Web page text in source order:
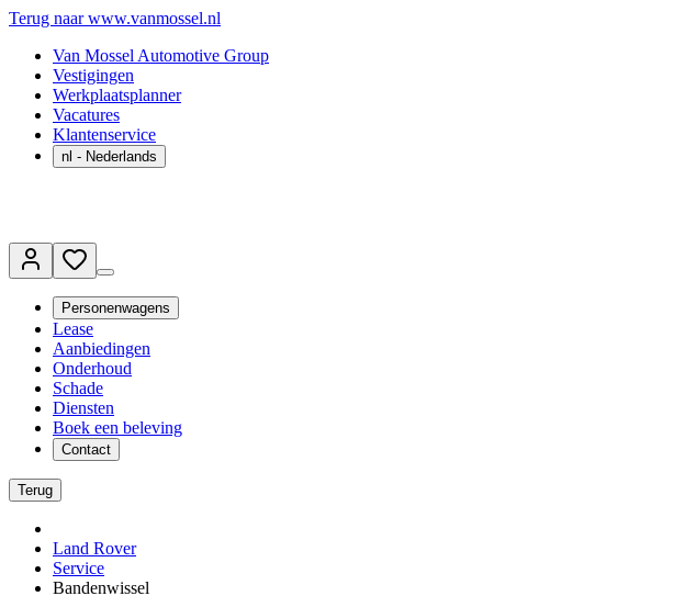
Terug naar www.vanmossel.nl
Van Mossel Automotive Group
Vestigingen
Werkplaatsplanner
Vacatures
Klantenservice
nl - Nederlands
Personenwagens
Lease
Aanbiedingen
Onderhoud
Schade
Diensten
Boek een beleving
Contact
Terug
Land Rover
Service
Bandenwissel